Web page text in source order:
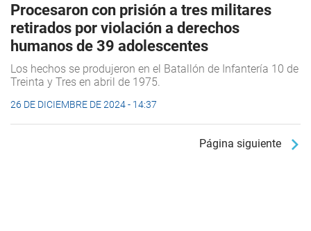
Procesaron con prisión a tres militares
retirados por violación a derechos
humanos de 39 adolescentes
Los hechos se produjeron en el Batallón de Infantería 10 de
Treinta y Tres en abril de 1975.
26 DE DICIEMBRE DE 2024 - 14:37
Página siguiente